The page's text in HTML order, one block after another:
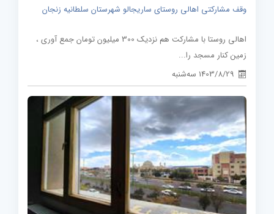
وقف مشارکتی اهالی روستای ساریجالو شهرستان سلطانیه زنجان
اهالی روستا با مشارکت هم نزدیک 300 میلیون تومان جمع آوری ،
زمین کنار مسجد را...
1403/8/29 سه‌شنبه